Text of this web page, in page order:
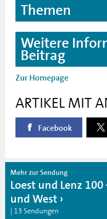
Themen
Weitere
Beitrag
Zur Homepage
ARTIKEL MIT
Facebook
Mehr zur Sendung
Loest und Lenz
und West
| 13 Sendungen